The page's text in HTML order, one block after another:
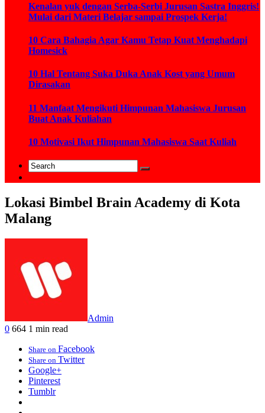
Kenalan yuk dengan Serba-Serbi Jurusan Sastra Inggris!
Mulai dari Materi Belajar sampai Prospek Kerja!
10 Cara Bahagia Agar Kamu Tetap Kuat Menghadapi
Homesick
10 Hal Tentang Suka Duka Anak Kost yang Umum
Dirasakan
11 Manfaat Mengikuti Himpunan Mahasiswa Jurusan
Buat Anak Kuliahan
10 Motivasi Ikut Himpunan Mahasiswa Saat Kuliah
Lokasi Bimbel Brain Academy di Kota
Malang
Admin
0 664 1 min read
Share on Facebook
Share on Twitter
Google+
Pinterest
Tumblr